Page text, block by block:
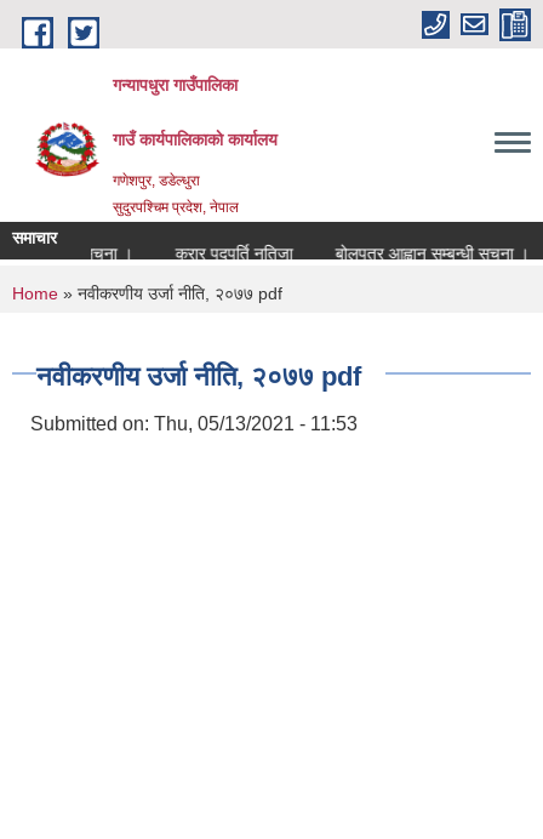
Skip to main content
गन्यापधुरा गाउँपालिका
गाउँ कार्यपालिकाकाे कार्यालय
गणेशपुर, डडेल्धुरा
सुदुरपश्चिम प्रदेश, नेपाल
समाचार
सम्बन्धी सुचना ।
करार पदपुर्ति नतिजा बोलपत्र आह्वान सम्बन्धी सुचना ।
You are here
Home » नवीकरणीय उर्जा नीति, २०७७ pdf
नवीकरणीय उर्जा नीति, २०७७ pdf
Submitted on: Thu, 05/13/2021 - 11:53